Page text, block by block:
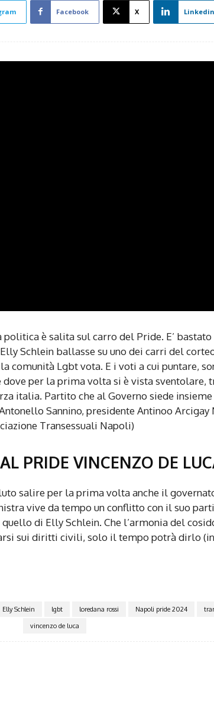
Facebook X Linkedin
è salita sul carro del Pride. E’
Schlein ballasse su uno dei carri del
comunità Lgbt vota. E i voti a cui puntare,
per la prima volta si è vista sventolare,
italia. Partito che al Governo siede
Sannino, presidente Antinoo Arcigay
Transessuali Napoli)
PRIDE VINCENZO DE
salire per la prima volta anche il
vive da tempo un conflitto con il suo
quello di Elly Schlein. Che l’armonia del
sui diritti civili, solo il tempo potrà dirlo
Elly Schlein lgbt loredana rossi Napoli pride 2024
vincenzo de luca